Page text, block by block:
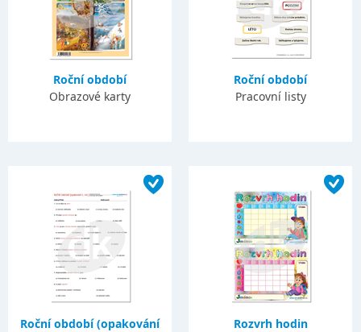
Roční období
Obrazové karty
Roční období
Pracovní listy
Roční období (opakování Rozvrh hodin